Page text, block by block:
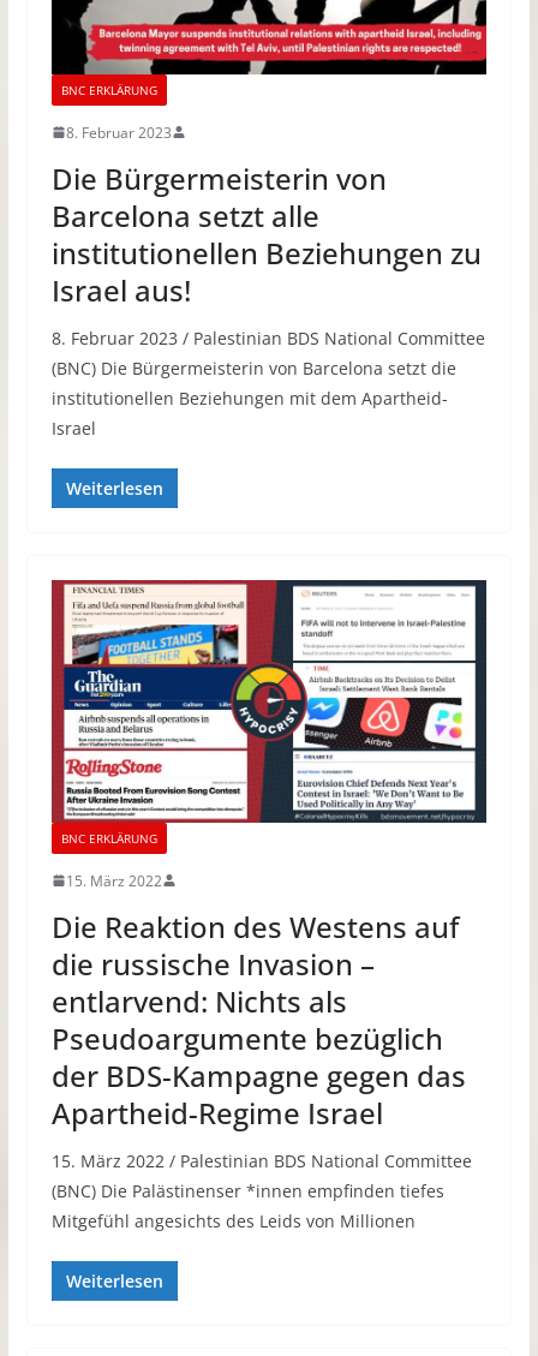
BNC ERKLÄRUNG
8. Februar 2023
Die Bürgermeisterin von
Barcelona setzt alle
institutionellen Beziehungen zu
Israel aus!
8. Februar 2023 / Palestinian BDS National Committee
(BNC) Die Bürgermeisterin von Barcelona setzt die
institutionellen Beziehungen mit dem Apartheid-
Israel
Weiterlesen
BNC ERKLÄRUNG
15. März 2022
Die Reaktion des Westens auf
die russische Invasion –
entlarvend: Nichts als
Pseudoargumente bezüglich
der BDS-Kampagne gegen das
Apartheid-Regime Israel
15. März 2022 / Palestinian BDS National Committee
(BNC) Die Palästinenser *innen empfinden tiefes
Mitgefühl angesichts des Leids von Millionen
Weiterlesen